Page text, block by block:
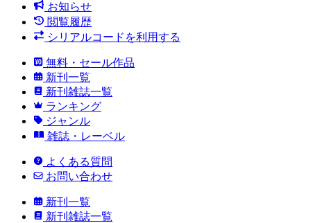
お知らせ
閲覧履歴
シリアルコードを利用する
無料・セール作品
新刊一覧
新刊雑誌一覧
ランキング
ジャンル
雑誌・レーベル
よくある質問
お問い合わせ
新刊一覧
新刊雑誌一覧